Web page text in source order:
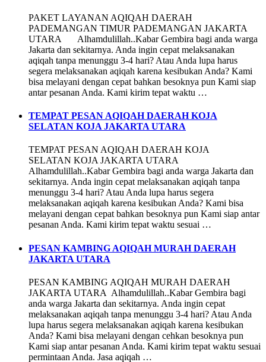
PAKET LAYANAN AQIQAH DAERAH
PADEMANGAN TIMUR PADEMANGAN JAKARTA
UTARA Alhamdulillah..Kabar Gembira bagi anda warga
Jakarta dan sekitarnya. Anda ingin cepat melaksanakan
aqiqah tanpa menunggu 3-4 hari? Atau Anda lupa harus
segera melaksanakan aqiqah karena kesibukan Anda? Kami
bisa melayani dengan cepat bahkan besoknya pun Kami siap
antar pesanan Anda. Kami kirim tepat waktu …
TEMPAT PESAN AQIQAH DAERAH KOJA
SELATAN KOJA JAKARTA UTARA
TEMPAT PESAN AQIQAH DAERAH KOJA
SELATAN KOJA JAKARTA UTARA
Alhamdulillah..Kabar Gembira bagi anda warga Jakarta dan
sekitarnya. Anda ingin cepat melaksanakan aqiqah tanpa
menunggu 3-4 hari? Atau Anda lupa harus segera
melaksanakan aqiqah karena kesibukan Anda? Kami bisa
melayani dengan cepat bahkan besoknya pun Kami siap antar
pesanan Anda. Kami kirim tepat waktu sesuai …
PESAN KAMBING AQIQAH MURAH DAERAH
JAKARTA UTARA
PESAN KAMBING AQIQAH MURAH DAERAH
JAKARTA UTARA Alhamdulillah..Kabar Gembira bagi
anda warga Jakarta dan sekitarnya. Anda ingin cepat
melaksanakan aqiqah tanpa menunggu 3-4 hari? Atau Anda
lupa harus segera melaksanakan aqiqah karena kesibukan
Anda? Kami bisa melayani dengan cehkan besoknya pun
Kami siap antar pesanan Anda. Kami kirim tepat waktu sesuai
permintaan Anda. Jasa aqiqah …